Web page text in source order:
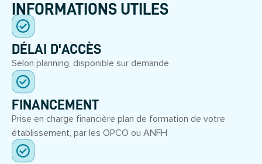
INFORMATIONS UTILES
DÉLAI D'ACCÈS
Selon planning, disponible sur demande
FINANCEMENT
Prise en charge financière plan de formation de votre
établissement, par les OPCO ou ANFH